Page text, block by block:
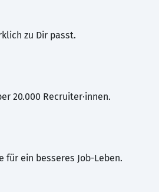
zu Dir passt.
20.000 Recruiter·innen.
ein besseres Job-Leben.